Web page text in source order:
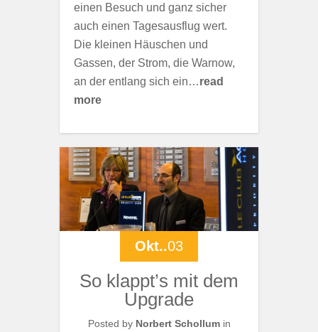
einen Besuch und ganz sicher
auch einen Tagesausflug wert.
Die kleinen Häuschen und
Gassen, der Strom, die Warnow,
an der entlang sich ein…read
more
Okt..03
So klappt’s mit dem
Upgrade
Posted by Norbert Schollumin